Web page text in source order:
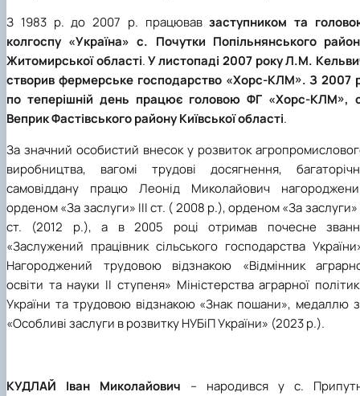
З 1983 р. до 2007 р. працювавзаступником та
колгоспу «Україна» с. Почутки Попільнянського
Житомирської області.У листопаді 2007 року Л.М.
створив фермерське господарство «Хорс-КЛМ». З 2007
по теперішній день працює головою ФГ «Хорс-КЛМ»,
Веприк Фастівського району Київської області.
За значний особистий внесок у розвиток
виробництва, вагомі трудові досягнення,
самовіддану працю Леонід Миколайович
орденом «За заслуги» ІІІ ст. ( 2008 р.), орденом «За заслуги»
ст. (2012 р.), а в 2005 році отримав почесне
«Заслужений працівник сільського господарства
Нагороджений трудовою відзнакою «Відмінник
освіти та науки ІІ ступеня» Міністерства аграрної
України та трудовою відзнакою «Знак пошани», медаллю
«Особливі заслуги в розвитку НУБіП України» (2023 р.).
КУДЛАЙ Іван Миколайович – народився у с.